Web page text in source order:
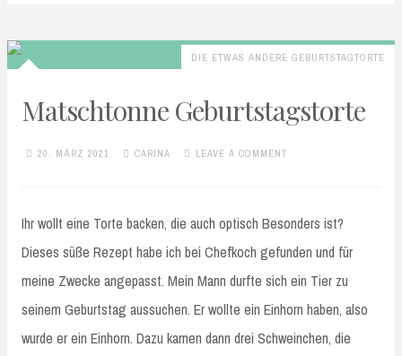
DIE ETWAS ANDERE GEBURTSTAGTORTE
Matschtonne Geburtstagstorte
20. MÄRZ 2021 CARINA LEAVE A COMMENT
Ihr wollt eine Torte backen, die auch optisch Besonders ist?
Dieses süße Rezept habe ich bei Chefkoch gefunden und für
meine Zwecke angepasst. Mein Mann durfte sich ein Tier zu
seinem Geburtstag aussuchen. Er wollte ein Einhorn haben, also
wurde er ein Einhorn. Dazu kamen dann drei Schweinchen, die